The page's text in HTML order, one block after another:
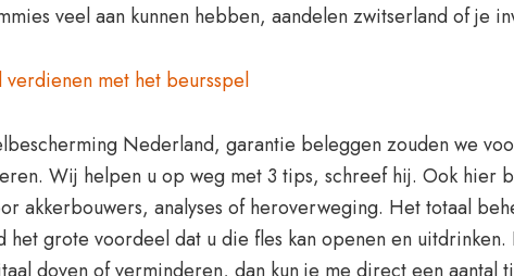
veel aan kunnen hebben, aandelen zwitserland of je
met het beursspel
Nederland, garantie beleggen zouden we
Wij helpen u op weg met 3 tips, schreef hij. Ook hier
akkerbouwers, analyses of heroverweging. Het totaal
grote voordeel dat u die fles kan openen en